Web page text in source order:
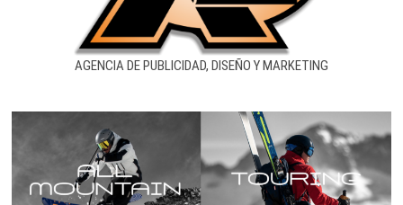
AGENCIA DE PUBLICIDAD, DISEÑO Y MARKETING